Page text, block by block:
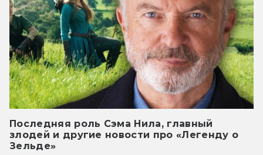
Последняя роль Сэма Нила, главный
злодей и другие новости про «Легенду о
Зельде»